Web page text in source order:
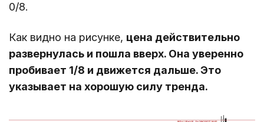
0/8.
Как видно на рисунке, цена действительно
развернулась и пошла вверх. Она уверенно
пробивает 1/8 и движется дальше. Это
указывает на хорошую силу тренда.